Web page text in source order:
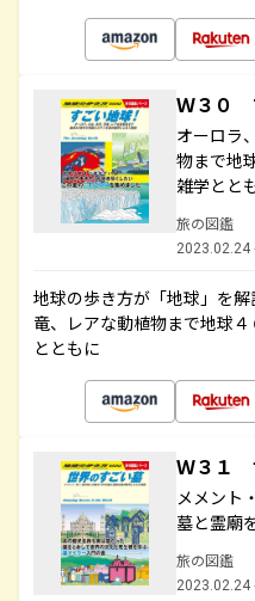
Ｗ３０
オーロラ
物まで地
雑学とと
旅の図鑑
2023.02.24
地球の歩き方が「地球」を
竜、レアな動植物まで地球
とともに
Ｗ３１
メメント
墓と霊廟
旅の図鑑
2023.02.24